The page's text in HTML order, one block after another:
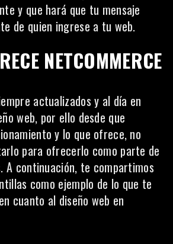
y que hará que tu mensaje
de quien ingrese a tu web.
NETCOMMERCE
actualizados y al día en
web, por ello desde que
y lo que ofrece, no
para ofrecerlo como parte de
A continuación, te compartimos
como ejemplo de lo que te
cuanto al diseño web en